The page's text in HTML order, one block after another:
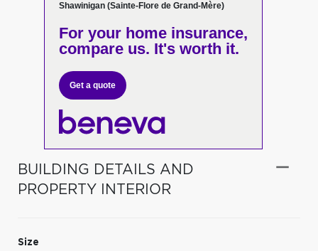
Shawinigan (Sainte-Flore de Grand-Mère)
For your home insurance,
compare us. It's worth it.
Get a quote
BUILDING DETAILS AND
PROPERTY INTERIOR
Size